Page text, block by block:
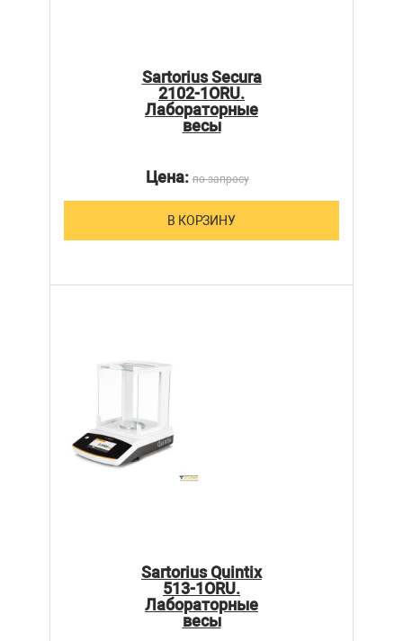
Sartorius Secura
2102-1ORU.
Лабораторные
весы
Цена:по запросу
В КОРЗИНУ
Sartorius Quintix
513-1ORU.
Лабораторные
весы